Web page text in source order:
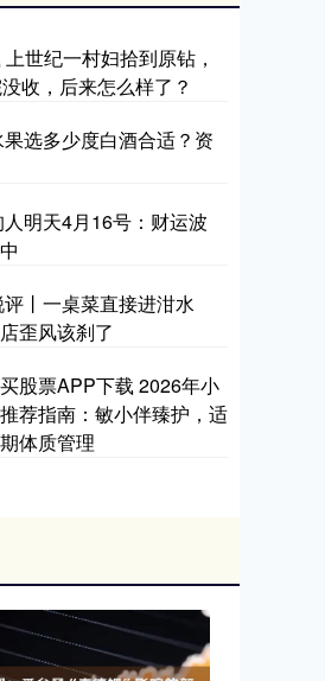
世纪一村妇拾到原钻，
收，后来怎么样了？
选多少度白酒合适？资
明天4月16号：财运波
丨一桌菜直接进泔水
歪风该刹了
股票APP下载 2026年小
荐指南：敏小伴臻护，适
体质管理